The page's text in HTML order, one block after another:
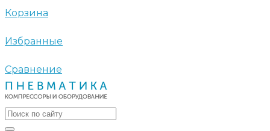
Корзина
Избранные
Сравнение